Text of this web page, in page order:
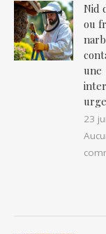
Nid
ou
une
23